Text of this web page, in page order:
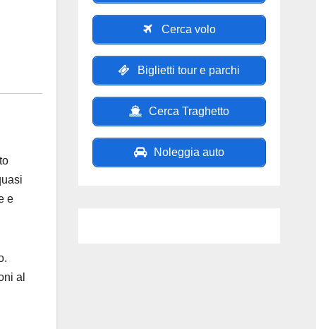
e
al
Cerca volo
Biglietti tour e parchi
Cerca Traghetto
Noleggia auto